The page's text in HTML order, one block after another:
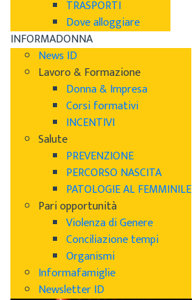
TRASPORTI
Dove alloggiare
INFORMADONNA
News ID
Lavoro & Formazione
Donna & Impresa
Corsi formativi
INCENTIVI
Salute
PREVENZIONE
PERCORSO NASCITA
PATOLOGIE AL FEMMINILE
Pari opportunità
Violenza di Genere
Conciliazione tempi
Organismi
Informafamiglie
Newsletter ID